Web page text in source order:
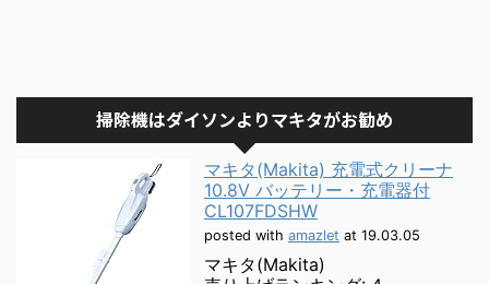
掃除機はダイソンよりマキタがお勧め
マキタ(Makita) 充電式クリーナ
10.8V バッテリー・充電器付
CL107FDSHW
posted with amazlet at 19.03.05
マキタ(Makita)